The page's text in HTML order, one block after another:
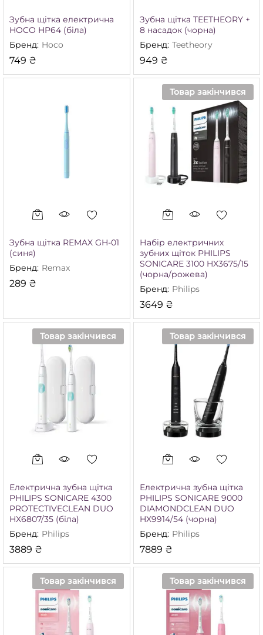
Зубна щітка електрична
HOCO HP64 (біла)
Бренд: Hoco
749 ₴
Зубна щітка TEETHEORY +
8 насадок (чорна)
Бренд: Teetheory
949 ₴
Зубна щітка REMAX GH-01
(синя)
Бренд: Remax
289 ₴
Товар закінчився
Набір електричних
зубних щіток PHILIPS
SONICARE 3100 HX3675/15
(чорна/рожева)
Бренд: Philips
3649 ₴
Товар закінчився
Електрична зубна щітка
PHILIPS SONICARE 4300
PROTECTIVECLEAN DUO
HX6807/35 (біла)
Бренд: Philips
3889 ₴
Товар закінчився
Електрична зубна щітка
PHILIPS SONICARE 9000
DIAMONDCLEAN DUO
HX9914/54 (чорна)
Бренд: Philips
7889 ₴
Товар закінчився Товар закінчився